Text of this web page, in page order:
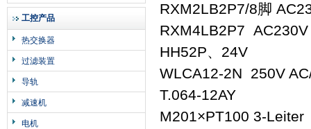
工控产品
热交换器
过滤装置
导轨
减速机
电机
RXM2LB2P7/8脚
RXM4LB2P7 AC230V
HH52P、24V
WLCA12-2N 250V
T.064-12AY
M201×PT100 3-Leiter